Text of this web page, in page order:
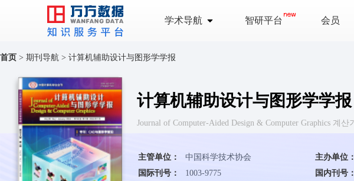
学术导航 智研平台 会员
首页 > 期刊导航 > 计算机辅助设计与图形学学报
计算机辅助设计与图形学学报
Journal of Computer-Aided Design & Computer Graphics 계
主管单位： 中国科学技术协会 主办单位：
国际刊号：
1003-9775 国内刊号：